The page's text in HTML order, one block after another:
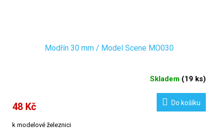
Modřín 30 mm / Model Scene MO030
Skladem (19 ks)
48 Kč Do košíku
k modelové železnici